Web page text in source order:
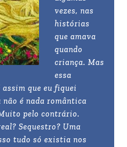
vezes, nas
histórias
que amava
quando
criança. Mas
essa
que eu fiquei
não é nada romântica
pelo contrário.
Sequestro? Uma
tudo só existia nos